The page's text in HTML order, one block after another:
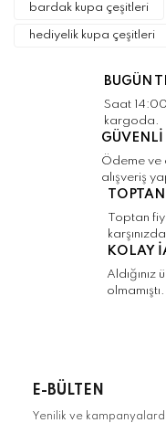
Ürün
Ürün fiyatı
bardak kupa çeşitleri
hediyelik kupa çeşitleri
BUGÜN
Saat
kargoda.
GÜVENLİ
Ödeme ve
alışveriş
Toptan
KOLAY
olmamıştı.
E-BÜLTEN
Yenilik ve